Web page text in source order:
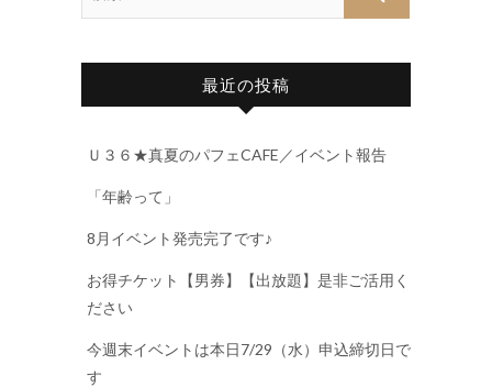
最近の投稿
Ｕ３６★真夏のパフェCAFE／イベント報告
「年齢って」
8月イベント発売完了です♪
お得チケット【男券】【出放題】是非ご活用く
ださい
今週末イベントは本日7/29（水）申込締切日で
す